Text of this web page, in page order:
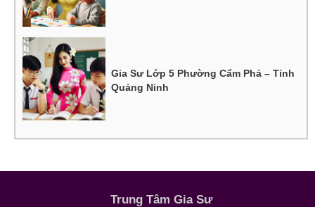
Gia Sư Lớp 5 Phường Cẩm Phả – Tỉnh
Quảng Ninh
Trung Tâm Gia Sư